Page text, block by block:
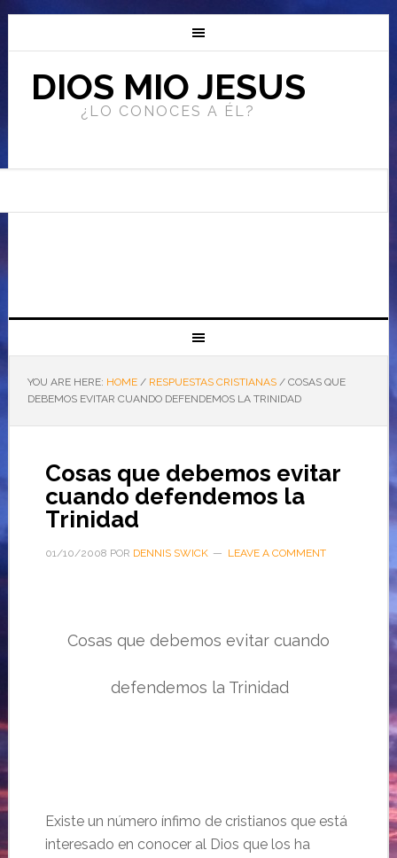
DIOS MIO JESUS
¿LO CONOCES A ÉL?
YOU ARE HERE: HOME / RESPUESTAS CRISTIANAS /COSAS QUE
DEBEMOS EVITAR CUANDO DEFENDEMOS LA TRINIDAD
Cosas que debemos evitar
cuando defendemos la
Trinidad
01/10/2008 POR DENNIS SWICK LEAVE A COMMENT
Cosas que debemos evitar cuando
defendemos la Trinidad
Existe un número ínfimo de cristianos que está
interesado en conocer al Dios que los ha